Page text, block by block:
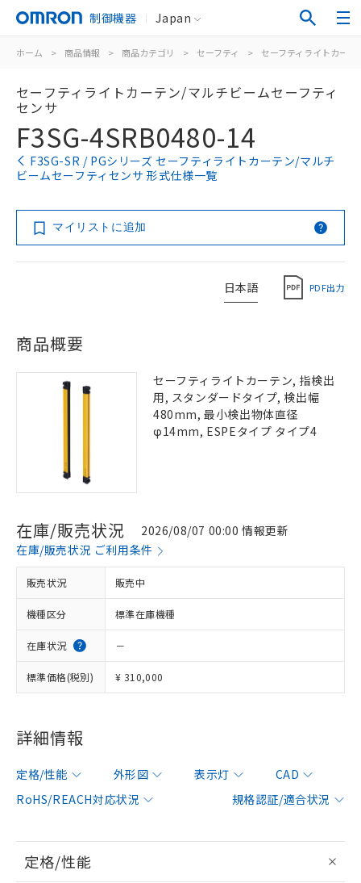
制御機器 Japan
ホーム > 商品情報 > 商品カテゴリ > セーフティ > セーフティライトカー
セーフティライトカーテン/マルチビームセーフティ
センサ
F3SG-4SRB0480-14
F3SG-SR / PGシリーズ セーフティライトカーテン/マルチ
ビームセーフティセンサ 形式仕様一覧
マイリストに追加
日本語 PDF出力
商品概要
セーフティライトカーテン, 指検出
用, スタンダードタイプ, 検出幅
480mm, 最小検出物体直径
φ14mm, ESPEタイプ タイプ4
在庫/販売状況
2026/08/07 00:00 情報更新
在庫/販売状況 ご利用条件
販売状況 販売中
機種区分 標準在庫機種
在庫状況 －
標準価格(税別) ¥ 310,000
詳細情報
定格/性能 外形図 表示灯
CAD
RoHS/REACH対応状況
規格認証/適合状況
定格/性能